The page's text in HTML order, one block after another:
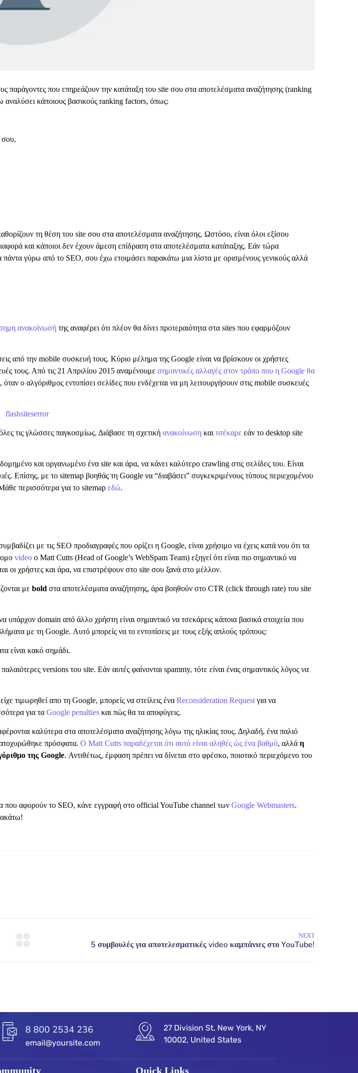
παράγοντες που επηρεάζουν την κατάταξη του site σου στα αποτελέσματα αναζήτησης (ranking
αναλύσει κάποιους βασικούς ranking factors, όπως:
σου,
τη θέση του site σου στα αποτελέσματα αναζήτησης. Ωστόσο, είναι όλοι εξίσου
και κάποιοι δεν έχουν άμεση επίδραση στα αποτελέσματα κατάταξης. Εάν τώρα
γύρω από το SEO, σου έχω ετοιμάσει παρακάτω μια λίστα με ορισμένους γενικούς αλλά
ανακοίνωσή της αναφέρει ότι πλέον θα δίνει προτεραιότητα στα sites που εφαρμόζουν
από την mobile συσκευή τους. Κύριο μέλημα της Google είναι να βρίσκουν οι χρήστες
τους. Από τις 21 Απριλίου 2015 αναμένουμε σημαντικές αλλαγές στον τρόπο που η Google θα
ο αλγόριθμος εντοπίσει σελίδες που ενδέχεται να μη λειτουργήσουν στις mobile συσκευές
τις γλώσσες παγκοσμίως. Διάβασε τη σχετική ανακοίνωση και τσέκαρε εάν το desktop site
και οργανωμένο ένα site και άρα, να κάνει καλύτερο crawling στις σελίδες του. Είναι
Επίσης, με το sitemap βοηθάς τη Google να “διαβάσει” συγκεκριμένους τύπους περιεχομένου
περισσότερα για το sitemap εδώ.
με τις SEO προδιαγραφές που ορίζει η Google, είναι χρήσιμο να έχεις κατά νου ότι τα
video ο Matt Cutts (Head of Google’s WebSpam Team) εξηγεί ότι είναι πιο σημαντικό να
οι χρήστες και άρα, να επιστρέψουν στο site σου ξανά στο μέλλον.
με bold στα αποτελέσματα αναζήτησης, άρα βοηθούν στο CTR (click through rate) του site
υπάρχον domain από άλλο χρήστη είναι σημαντικό να τσεκάρεις κάποια βασικά στοιχεία που
με τη Google. Αυτό μπορείς να το εντοπίσεις με τους εξής απλούς τρόπους:
είναι κακό σημάδι.
versions του site. Εάν αυτές φαίνονται spammy, τότε είναι ένας σημαντικός λόγος να
τιμωρηθεί απο τη Google, μπορείς να στείλεις ένα Reconsideration Request για να
για τα Google penalties και πώς θα τα αποφύγεις.
καλύτερα στα αποτελέσματα αναζήτησης λόγω της ηλικίας τους. Δηλαδή, ένα παλιό
πρόσφατα. Ο Matt Cutts παραδέχεται ότι αυτό είναι αληθές ώς ένα βαθμό, αλλά η
της Google. Αντιθέτως, έμφαση πρέπει να δίνεται στο φρέσκο, ποιοτικό περιεχόμενο του
που αφορούν το SEO, κάνε εγγραφή στο official YouTube channel των Google Webmasters.
NEXT
8 800 2534 236
email@yoursite.com
27 Division St, New York, NY
10002, United States
Quick Links